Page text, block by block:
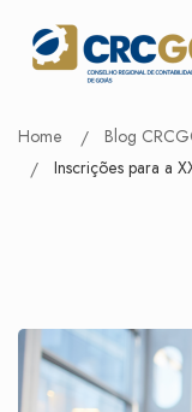
Home Blog
Inscrições para a